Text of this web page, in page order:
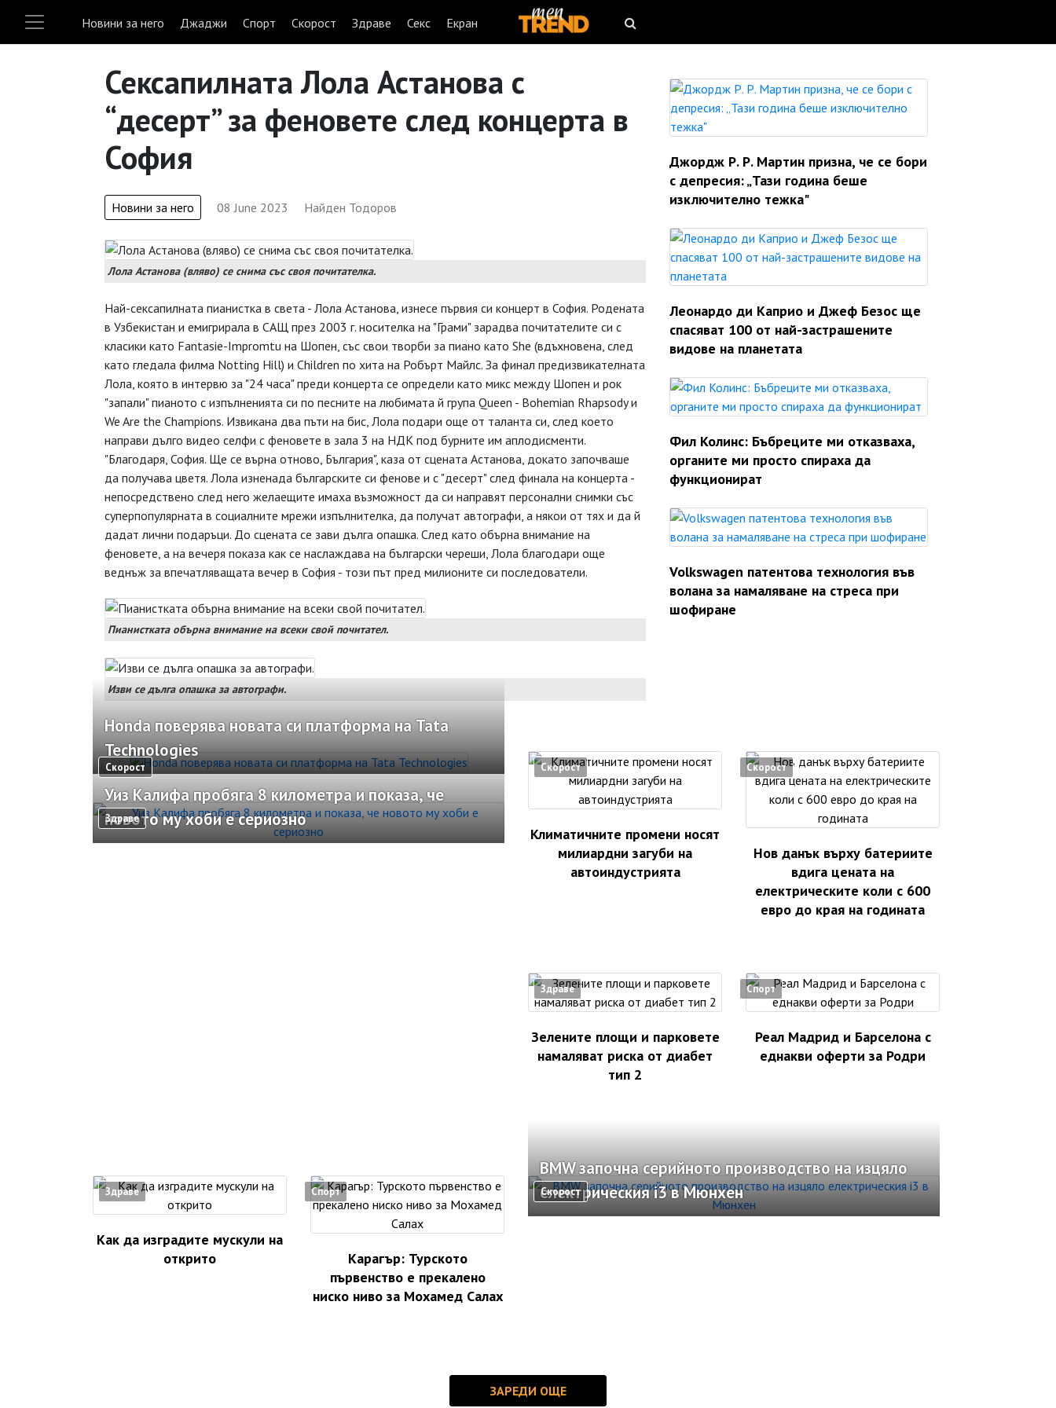
Новини за него Джаджи Спорт Скорост Здраве Секс Екран
Сексапилната Лола Астанова с
“десерт” за феновете след концерта в
София
Новини за него 08 June 2023 Найден Тодоров
Лола Астанова (вляво) се снима със своя почитателка.
Най-сексапилната пианистка в света - Лола Астанова, изнесе първия си концерт в София. Родената
в Узбекистан и емигрирала в САЩ през 2003 г. носителка на "Грами" зарадва почитателите си с
класики като Fantasie-Impromtu на Шопен, със свои творби за пиано като She (вдъхновена, след
като гледала филма Notting Hill) и Children по хита на Робърт Майлс. За финал предизвикателната
Лола, която в интервю за "24 часа" преди концерта се определи като микс между Шопен и рок
"запали" пианото с изпълненията си по песните на любимата й група Queen - Bohemian Rhapsody и
We Are the Champions. Извикана два пъти на бис, Лола подари още от таланта си, след което
направи дълго видео селфи с феновете в зала 3 на НДК под бурните им аплодисменти.
"Благодаря, София. Ще се върна отново, България", каза от сцената Астанова, докато започваше
да получава цветя. Лола изненада българските си фенове и с "десерт" след финала на концерта -
непосредствено след него желаещите имаха възможност да си направят персонални снимки със
суперпопулярната в социалните мрежи изпълнителка, да получат автографи, а някои от тях и да й
дадат лични подаръци. До сцената се зави дълга опашка. След като обърна внимание на
феновете, а на вечеря показа как се наслаждава на български череши, Лола благодари още
веднъж за впечатляващата вечер в София - този път пред милионите си последователи.
Пианистката обърна внимание на всеки свой почитател.
Изви се дълга опашка за автографи.
Джордж Р. Р. Мартин призна, че се бори
с депресия: „Тази година беше
изключително тежка"
Леонардо ди Каприо и Джеф Безос ще
спасяват 100 от най-застрашените
видове на планетата
Фил Колинс: Бъбреците ми отказваха,
органите ми просто спираха да
функционират
Volkswagen патентова технология във
волана за намаляване на стреса при
шофиране
Скорост
Honda поверява новата си платформа на Tata
Technologies
Здраве
Уиз Калифа пробяга 8 километра и показа, че
новото му хоби е сериозно
Скорост
Климатичните промени носят
милиардни загуби на
автоиндустрията
Скорост
Нов данък върху батериите
вдига цената на
електрическите коли с 600
евро до края на годината
Здраве
Зелените площи и парковете
намаляват риска от диабет
тип 2
Спорт
Реал Мадрид и Барселона с
еднакви оферти за Родри
Здраве
Как да изградите мускули на
открито
Спорт
Карагър: Турското
първенство е прекалено
ниско ниво за Мохамед Салах
Скорост
BMW започна серийното производство на изцяло
електрическия i3 в Мюнхен